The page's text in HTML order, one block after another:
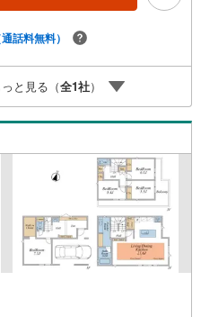
必要な場合がございますのでご
でお手数ですがご一報くださ
社へのご来社、お客様宅へのお
せ、物件周辺のコンビニ等でお
お伝えください。
通話料無料）
と見る（全1社）